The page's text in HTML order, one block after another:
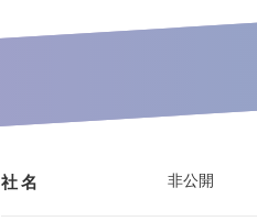
社名 非公開